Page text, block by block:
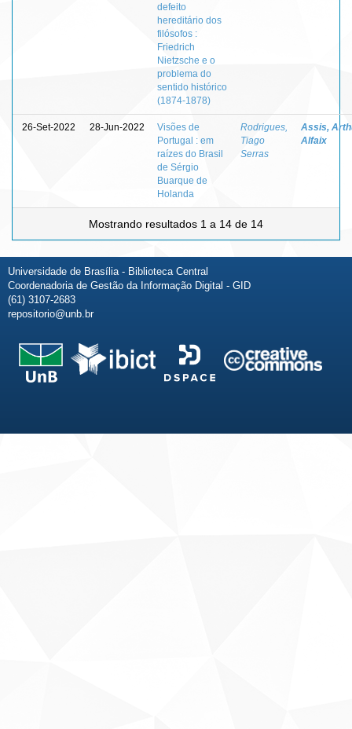
defeito
hereditário dos
filósofos :
Friedrich
Nietzsche e o
problema do
sentido histórico
(1874-1878)
26-Set-2022 28-Jun-2022
Visões de
Portugal : em
raízes do Brasil
de Sérgio
Buarque de
Holanda
Rodrigues,
Tiago
Serras
Assis,
Alfaix
Mostrando resultados 1 a 14 de 14
Universidade de Brasília - Biblioteca Central
Coordenadoria de Gestão da Informação Digital - GID
(61) 3107-2683
repositorio@unb.br